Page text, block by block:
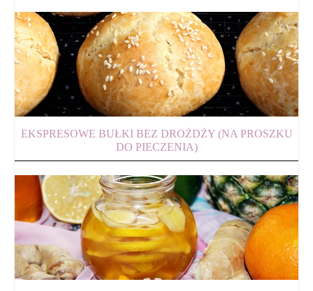
EKSPRESOWE BUŁKI BEZ DROŻDŻY (NA PROSZKU
DO PIECZENIA)